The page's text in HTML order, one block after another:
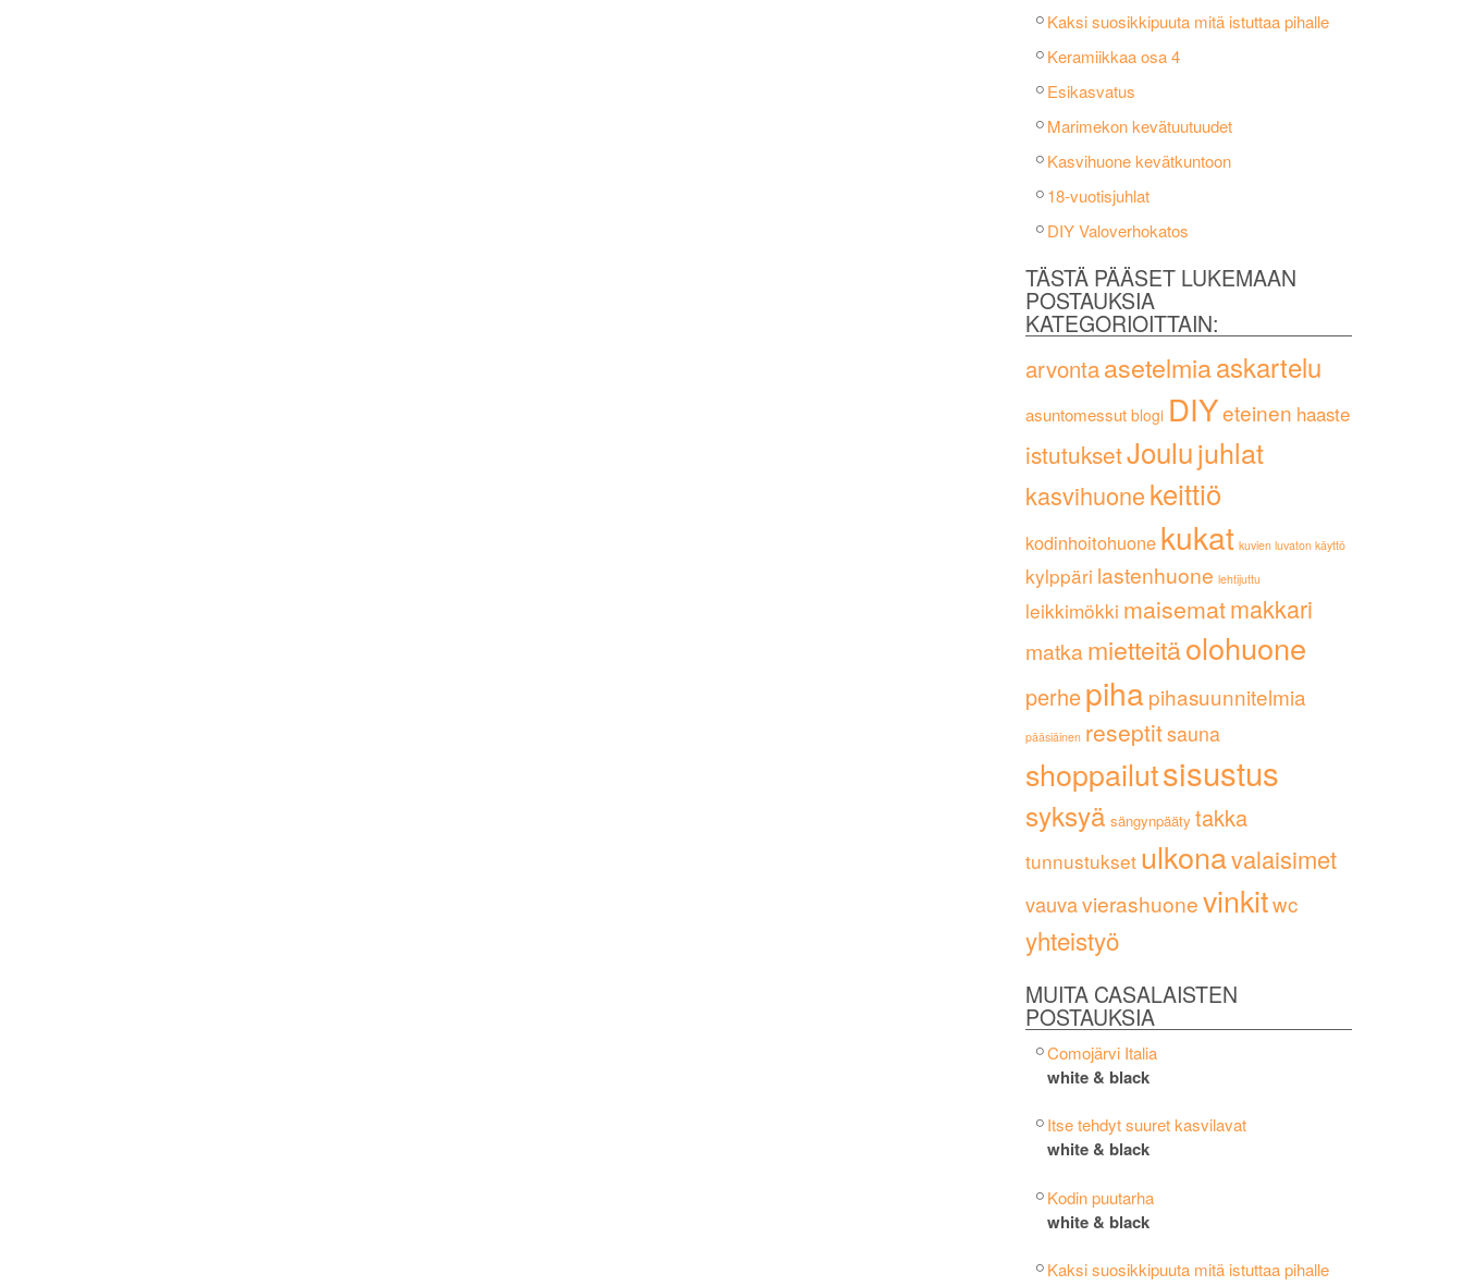
Kaksi suosikkipuuta mitä istuttaa pihalle
Keramiikkaa osa 4
Esikasvatus
Marimekon kevätuutuudet
Kasvihuone kevätkuntoon
18-vuotisjuhlat
DIY Valoverhokatos
TÄSTÄ PÄÄSET LUKEMAAN
POSTAUKSIA
KATEGORIOITTAIN:
arvontaasetelmiaaskartelu
asuntomessut blogi DIYeteinen haaste
istutuksetJoulujuhlat
kasvihuonekeittiö
kodinhoitohuone kukat kuvien luvaton käyttö
kylppäri lastenhuone lehtijuttu
leikkimökki maisematmakkari
matkamietteitäolohuone
perhepihapihasuunnitelmia
pääsiäinen reseptitsauna
shoppailutsisustus
syksyä sängynpääty takka
tunnustukset ulkonavalaisimet
vauvavierashuonevinkitwc
yhteistyö
MUITA CASALAISTEN
POSTAUKSIA
Comojärvi Italia
white & black
Itse tehdyt suuret kasvilavat
white & black
Kodin puutarha
white & black
Kaksi suosikkipuuta mitä istuttaa pihalle